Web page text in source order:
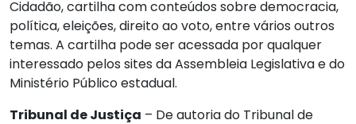
Cidadão, cartilha com conteúdos sobre democracia,
política, eleições, direito ao voto, entre vários outros
temas. A cartilha pode ser acessada por qualquer
interessado pelos sites da Assembleia Legislativa e do
Ministério Público estadual.
Tribunal de Justiça – De autoria do Tribunal de